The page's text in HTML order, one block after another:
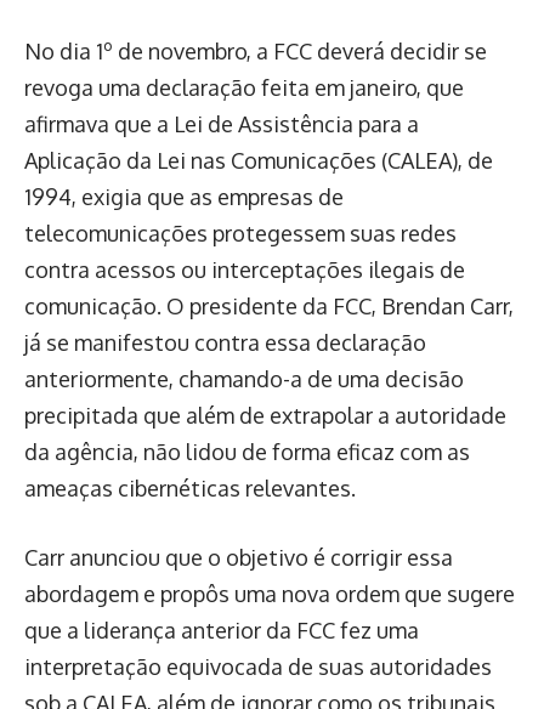
No dia 1º de novembro, a FCC deverá decidir se
revoga uma declaração feita em janeiro, que
afirmava que a Lei de Assistência para a
Aplicação da Lei nas Comunicações (CALEA), de
1994, exigia que as empresas de
telecomunicações protegessem suas redes
contra acessos ou interceptações ilegais de
comunicação. O presidente da FCC, Brendan Carr,
já se manifestou contra essa declaração
anteriormente, chamando-a de uma decisão
precipitada que além de extrapolar a autoridade
da agência, não lidou de forma eficaz com as
ameaças cibernéticas relevantes.
Carr anunciou que o objetivo é corrigir essa
abordagem e propôs uma nova ordem que sugere
que a liderança anterior da FCC fez uma
interpretação equivocada de suas autoridades
sob a CALEA, além de ignorar como os tribunais